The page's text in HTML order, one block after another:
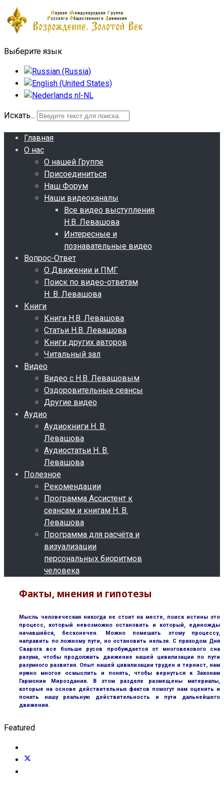
Выберите язык
Искать...
Главная
О нас
О нашей Группе
Присоединиться
Наш Форум
Наши видеоканалы
Все видео выступления
Н.В. Левашова
Интересные и
познавательные видео
Вопрос-Ответ
О Движении и ПМГ
Поиск по видео-ответам
Н. В. Левашова
Книги
Книги Н.В. Левашова
Статьи Н.В. Левашова
Книги других авторов
Читальный зал
Видео
Видео с Н.В. Левашовым
Оздоровительные сеансы
Другие видео
Аудио
Аудиокниги Н. В.
Левашова
Аудиостатьи Н. В.
Левашова
Полезное
Рекомендации
Программа Ассистент к
сеансам и книгам Н. В.
Левашова
Программа для расчёта и
визуализации
персональных биоритмов
человека
Факты, мнения и гипотезы
Мысль человеческая никогда не стоит на месте, поиск истины это
процесс, который невозможно остановить и который, единожды
начавшийся, бесконечен. Можно помешать этому процессу,
направить по ложному пути, но остановить нельзя. С приходом Дня
Сварога все больше русов пробуждается от многовекового сна
разума, чтобы продолжить движение нашей цивилизации по пути
разумного развития. Опыт нашей цивилизации труден и тернист, нам
нужно многое осмыслить и понять, чтобы вернуться к Законам
Гармонии Мироздания. В этом разделе размещены материалы,
которые на основе действительных фактов помогут нам оценить и
понять нашу реальную действительность и пути дальнейшего
движения.
Featured